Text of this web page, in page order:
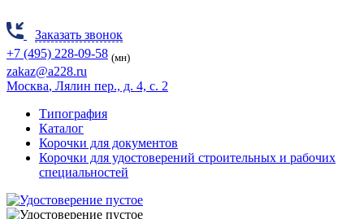
Заказать звонок
+7 (495) 228-09-58 (мн)
zakaz@a228.ru
Москва, Лялин пер., д. 4, с. 2
Типография
Каталог
Корочки для документов
Корочки для удостоверений строительных и рабочих
специальностей